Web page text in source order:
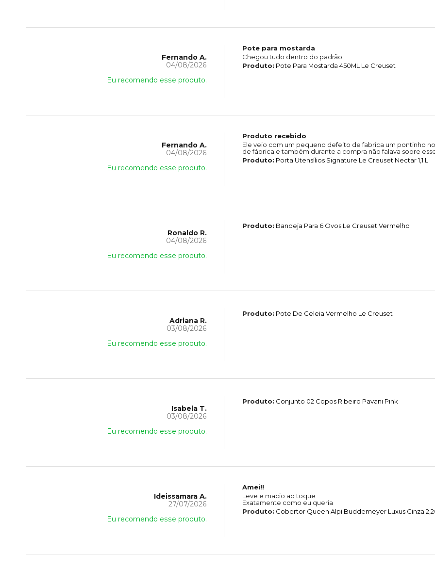
Fernando A.
04/08/2026
Eu recomendo esse produto.
Pote para mostarda
Chegou tudo dentro do padrão
Produto: Pote Para Mostarda 450ML Le Creuset
Fernando A.
04/08/2026
Eu recomendo esse produto.
Produto recebido
Ele veio com um pequeno defeito de fabrica um pontinho
de fábrica e também durante a compra não falava sobre
Produto: Porta Utensílios Signature Le Creuset Nectar 1,1 L
Ronaldo R.
04/08/2026
Eu recomendo esse produto.
Produto: Bandeja Para 6 Ovos Le Creuset Vermelho
Adriana R.
03/08/2026
Eu recomendo esse produto.
Produto: Pote De Geleia Vermelho Le Creuset
Isabela T.
03/08/2026
Eu recomendo esse produto.
Produto: Conjunto 02 Copos Ribeiro Pavani Pink
Ideissamara A.
27/07/2026
Eu recomendo esse produto.
Amei!!
Leve e macio ao toque
Exatamente como eu queria
Produto: Cobertor Queen Alpi Buddemeyer Luxus Cinza